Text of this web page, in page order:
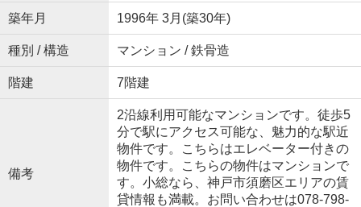
築年月 1996年 3月(築30年)
種別 / 構造 マンション / 鉄骨造
階建 7階建
備考
2沿線利用可能なマンションです。徒歩5
分で駅にアクセス可能な、魅力的な駅近
物件です。こちらはエレベーター付きの
物件です。こちらの物件はマンションで
す。小総なら、神戸市須磨区エリアの賃
貸情報も満載。お問い合わせは078-798-